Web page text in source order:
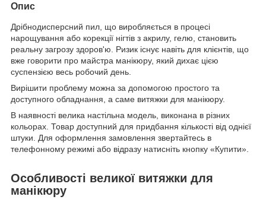
Опис
Дрібнодисперсний пил, що виробляється в процесі
нарощування або корекції нігтів з акрилу, гелю, становить
реальну загрозу здоров'ю. Ризик існує навіть для клієнтів, що
вже говорити про майстра манікюру, який дихає цією
суспензією весь робочий день.
Вирішити проблему можна за допомогою простого та
доступного обладнання, а саме витяжки для манікюру.
В наявності велика настільна модель, виконана в різних
кольорах. Товар доступний для придбання кількості від однієї
штуки. Для оформлення замовлення звертайтесь в
телефонному режимі або відразу натисніть кнопку «Купити».
Особливості великої витяжки для
манікюру